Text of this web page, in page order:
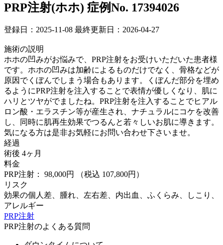
PRP注射(ホホ) 症例No. 17394026
登録日：2025-11-08 最終更新日：2026-04-27
施術の説明
ホホの凹みがお悩みで、PRP注射をお受けいただいた患者様
です。ホホの凹みは加齢によるものだけでなく、骨格などが
原因でくぼんでしまう場合もあります。くぼんだ部分を埋め
るようにPRP注射を注入することで表情が優しくなり、肌に
ハリとツヤがでましたね。PRP注射を注入することでヒアル
ロン酸・エラスチン等が産生され、ナチュラルにコケを改善
し、同時に肌再生効果でつるんと若々しいお肌に導きます。
気になる方は是非お気軽にお問い合わせ下さいませ。 ⁡
経過
術後 4ヶ月
料金
PRP注射： 98,000円
（税込 107,800円）
リスク
効果の個人差、腫れ、左右差、内出血、ふくらみ、しこり、
アレルギー
PRP注射
PRP注射のよくある質問